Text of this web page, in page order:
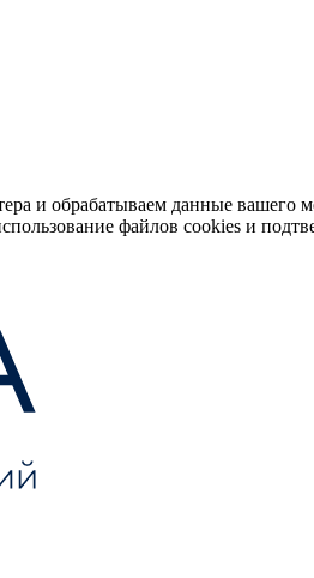
и обрабатываем данные вашего
файлов cookies и